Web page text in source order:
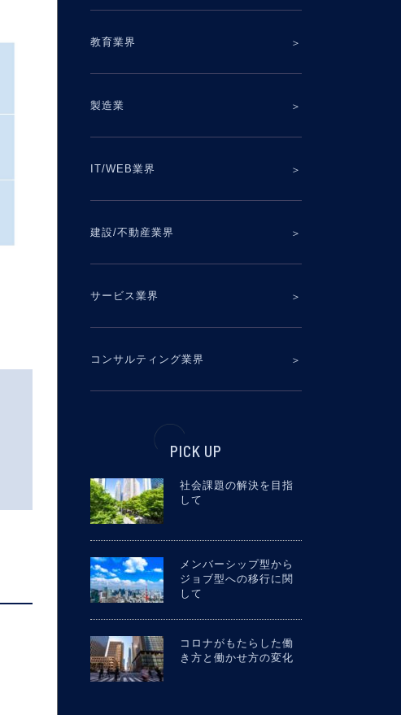
教育業界
製造業
IT/WEB業界
建設/不動産業界
サービス業界
コンサルティング業界
PICK UP
社会課題の解決を目指
して
メンバーシップ型から
ジョブ型への移行に関
して
コロナがもたらした働
き方と働かせ方の変化